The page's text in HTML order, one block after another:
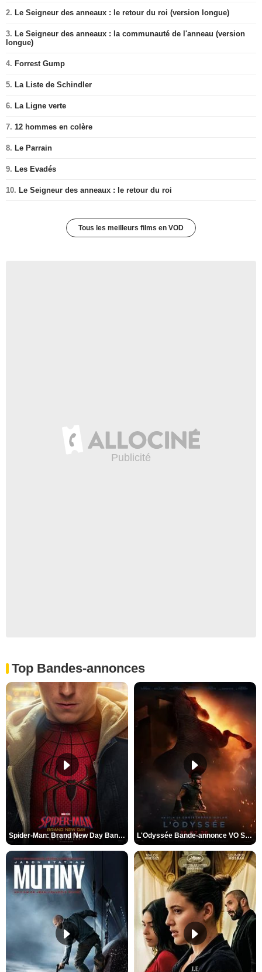
2. Le Seigneur des anneaux : le retour du roi (version longue)
3. Le Seigneur des anneaux : la communauté de l'anneau (version
longue)
4. Forrest Gump
5. La Liste de Schindler
6. La Ligne verte
7. 12 hommes en colère
8. Le Parrain
9. Les Evadés
10. Le Seigneur des anneaux : le retour du roi
Tous les meilleurs films en VOD
Top Bandes-annonces
Spider-Man: Brand New Day Bande-annonce VO STFR L'Odyssée Bande-annonce VO STFR